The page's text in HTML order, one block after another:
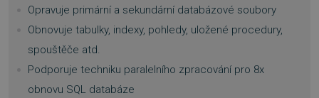
Opravuje primární a sekundární databázové soubory
Obnovuje tabulky, indexy, pohledy, uložené procedury,
spouštěče atd.
Podporuje techniku paralelního zpracování pro 8x
obnovu SQL databáze